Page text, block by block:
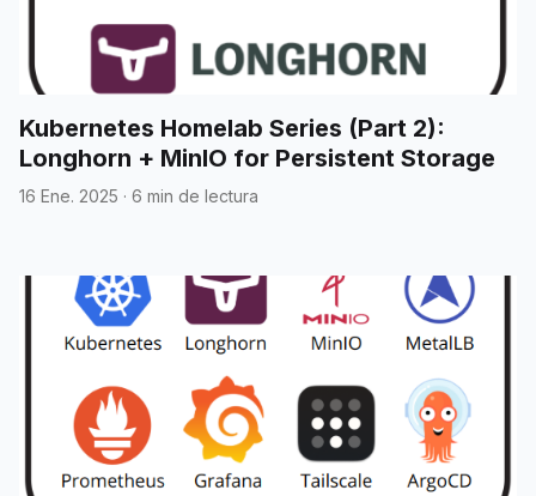
Kubernetes Homelab Series (Part 2):
Longhorn + MinIO for Persistent Storage
16 Ene. 2025 · 6 min de lectura